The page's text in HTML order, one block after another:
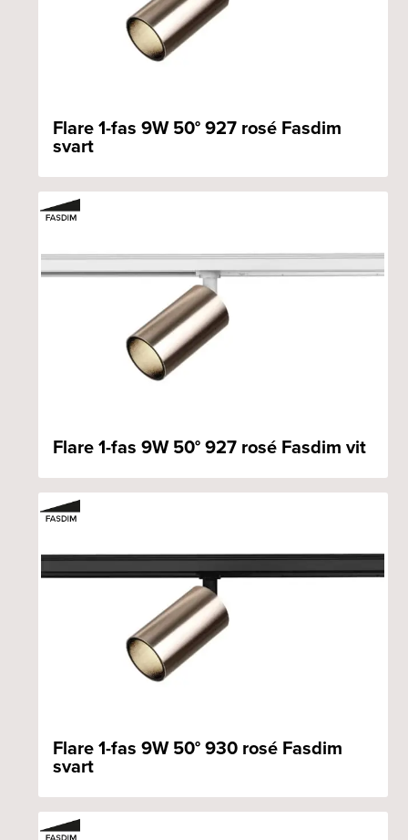
Flare 1-fas 9W 50° 927 rosé Fasdim
svart
Flare 1-fas 9W 50° 927 rosé Fasdim vit
Flare 1-fas 9W 50° 930 rosé Fasdim
svart